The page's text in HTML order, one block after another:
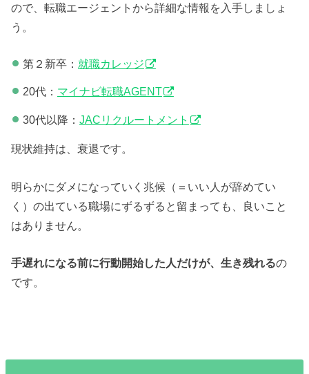
ので、転職エージェントから詳細な情報を入手しましょ
う。
第２新卒： 就職カレッジ
20代： マイナビ転職AGENT
30代以降： JACリクルートメント
現状維持は、衰退です。
明らかにダメになっていく兆候（＝いい人が辞めてい
く）の出ている職場にずるずると留まっても、良いこと
はありません。
手遅れになる前に行動開始した人だけが、生き残れるの
です。